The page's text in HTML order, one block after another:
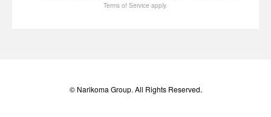
Terms of Service apply.
© Narikoma Group. All Rights Reserved.